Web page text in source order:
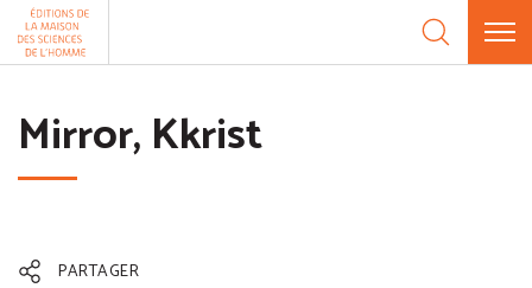
Aller au contenu
Mirror, Kkrist
PARTAGER
Panneau de gestion des cookies